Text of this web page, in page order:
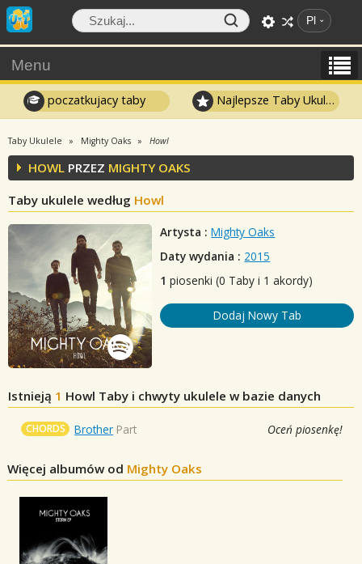
Pl
Menu
poczatkujacy taby Najlepsze Taby Ukulele
Taby Ukulele Mighty Oaks Howl
HOWL PRZEZ MIGHTY OAKS
Taby ukulele według Howl
Artysta : Mighty Oaks
Daty wydania : 2015
1 piosenki (0 Taby i 1 akordy)
Dodaj Nowy Tab
Istnieją 1 Howl Taby i chwyty ukulele w bazie danych
CHORDS Brother Part Oceń piosenkę!
Więcej albumów od Mighty Oaks